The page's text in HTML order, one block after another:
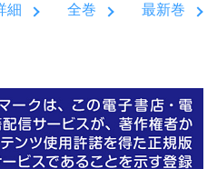
細 全巻 最新巻